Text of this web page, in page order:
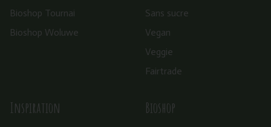
Bioshop Tournai
Bioshop Woluwe
Sans sucre
Vegan
Veggie
Fairtrade
Inspiration Bioshop